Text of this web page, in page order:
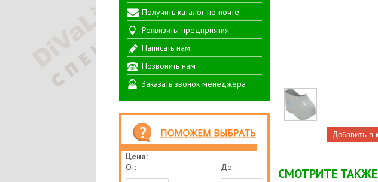
Получить каталог по почте
Реквизиты предприятия
Написать нам
Позвонить нам
Заказать звонок менеджера
Цена:
От:
До: СМОТРИТЕ ТАКЖЕ